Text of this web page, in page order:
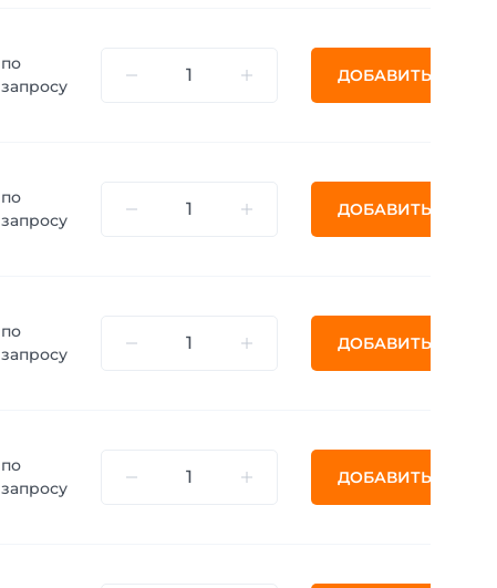
по
запросу
ДОБАВИТЬ
по
запросу
ДОБАВИТЬ
по
запросу
ДОБАВИТЬ
по
запросу
ДОБАВИТЬ